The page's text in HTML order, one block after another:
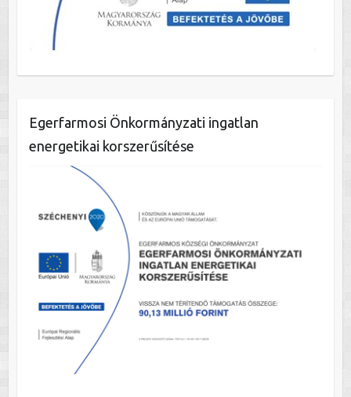
Egerfarmosi Önkormányzati ingatlan
energetikai korszerűsítése